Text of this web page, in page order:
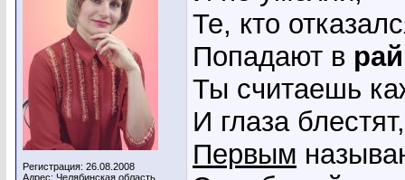
Регистрация: 26.08.2008
Адрес: Челябинская область
Те, кто
Попадают в рай
Ты считаешь
И глаза блестят,
Первым